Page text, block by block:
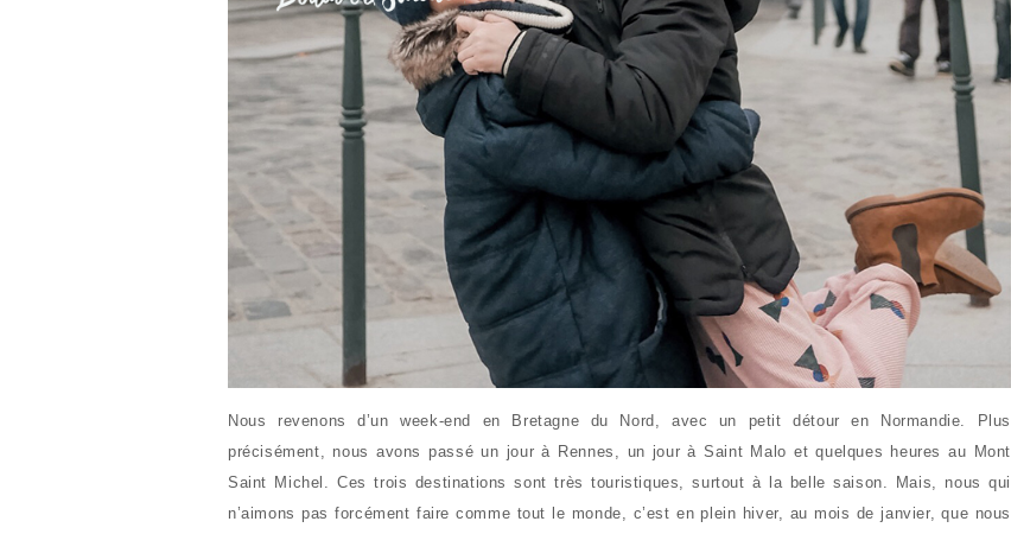
Nous revenons d’un week-end en Bretagne du Nord, avec un petit détour en Normandie. Plus
précisément, nous avons passé un jour à Rennes, un jour à Saint Malo et quelques heures au Mont
Saint Michel. Ces trois destinations sont très touristiques, surtout à la belle saison. Mais, nous qui
n’aimons pas forcément faire comme tout le monde, c’est en plein hiver, au mois de janvier, que nous